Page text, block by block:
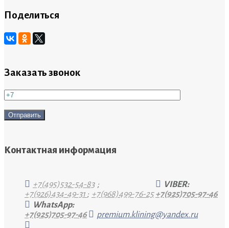
Поделиться
Заказать звонок
Контактная информация
+7(495)532-54-83 ;
+7(926)434-49-31 ; +7(968)499-76-25
VIBER:
+7(925)705-97-46
WhatsApp:
+7(925)705-97-46
premium.klining@yandex.ru